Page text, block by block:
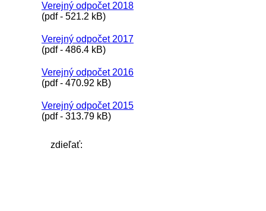
Verejný odpočet 2018
(pdf - 521.2 kB)
Verejný odpočet 2017
(pdf - 486.4 kB)
Verejný odpočet 2016
(pdf - 470.92 kB)
Verejný odpočet 2015
(pdf - 313.79 kB)
zdieľať: